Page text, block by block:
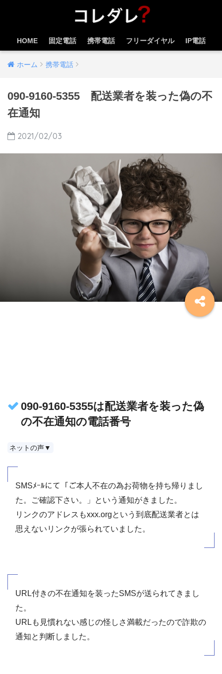
HOME 固定電話 携帯電話 フリーダイヤル IP電話
ホーム 携帯電話
090-9160-5355 配送業者を装った偽の不
在通知
2021/02/03
090-9160-5355は配送業者を装った偽
の不在通知の電話番号
ネットの声▼
SMSﾒｰﾙにて「ご本人不在の為お荷物を持ち帰りまし
た。ご確認下さい。」という通知がきました。
リンクのアドレスもxxx.orgという到底配送業者とは
思えないリンクが張られていました。
URL付きの不在通知を装ったSMSが送られてきまし
た。
URLも見慣れない感じの怪しさ満載だったので詐欺の
通知と判断しました。